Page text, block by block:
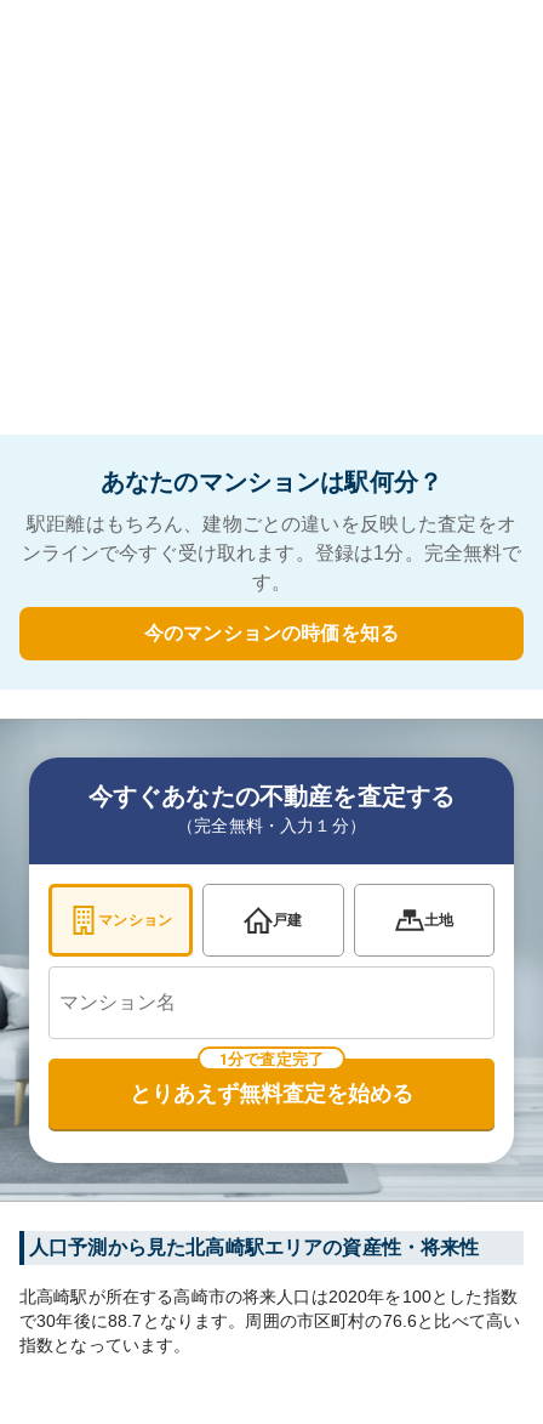
あなたのマンションは駅何分？
駅距離はもちろん、建物ごとの違いを反映した査定をオ
ンラインで今すぐ受け取れます。登録は1分。完全無料で
す。
今のマンションの時価を知る
今すぐあなたの不動産を査定する
（完全無料・入力１分）
マンション 戸建 土地
1分で査定完了
とりあえず無料査定を始める
人口予測から見た北高崎駅エリアの資産性・将来性
北高崎駅が所在する高崎市の将来人口は2020年を100とした指数
で30年後に88.7 となります。 周囲の市区町村の76.6と比べて高い
指数となっています。